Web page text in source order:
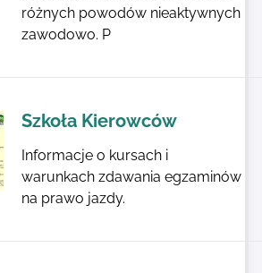
różnych powodów nieaktywnych
zawodowo. P
Szkoła Kierowców
Informacje o kursach i
warunkach zdawania egzaminów
na prawo jazdy.